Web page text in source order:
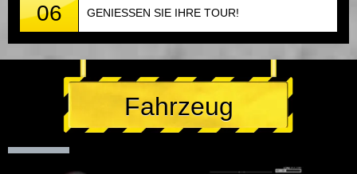
06 GENIESSEN SIE IHRE TOUR!
Fahrzeug